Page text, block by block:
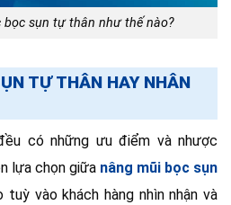
bọc sụn tự thân như thế nào?
TỰ THÂN HAY NHÂN
có những ưu điểm và nhược
lựa chọn giữa nâng mũi bọc sụn
vào khách hàng nhìn nhận và